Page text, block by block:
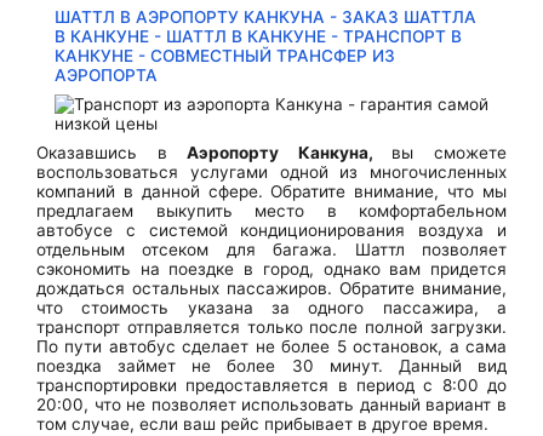
ШАТТЛ В АЭРОПОРТУ КАНКУНА - ЗАКАЗ ШАТТЛА
В КАНКУНЕ - ШАТТЛ В КАНКУНЕ - ТРАНСПОРТ В
КАНКУНЕ - СОВМЕСТНЫЙ ТРАНСФЕР ИЗ
АЭРОПОРТА
Оказавшись вАэропорту Канкуна, вы сможете
воспользоваться услугами одной из многочисленных
компаний в данной сфере. Обратите внимание, что мы
предлагаем выкупить место в комфортабельном
автобусе с системой кондиционирования воздуха и
отдельным отсеком для багажа. Шаттл позволяет
сэкономить на поездке в город, однако вам придется
дождаться остальных пассажиров. Обратите внимание,
что стоимость указана за одного пассажира, а
транспорт отправляется только после полной загрузки.
По пути автобус сделает не более 5 остановок, а сама
поездка займет не более 30 минут. Данный вид
транспортировки предоставляется в период с 8:00 до
20:00, что не позволяет использовать данный вариант в
том случае, если ваш рейс прибывает в другое время.